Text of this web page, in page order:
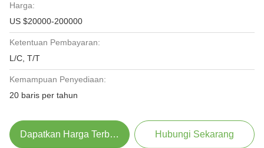
Harga:
US $20000-200000
Ketentuan Pembayaran:
L/C, T/T
Kemampuan Penyediaan:
20 baris per tahun
Dapatkan Harga Terbaik Hubungi Sekarang